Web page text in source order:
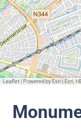
m
e
p
a
g
Leaflet Powered by Esri | Esri,